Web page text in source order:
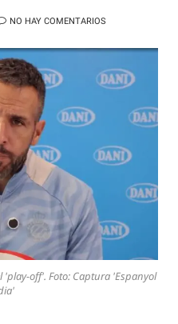
NO HAY COMENTARIOS
'play-off'. Foto: Captura 'Espanyol